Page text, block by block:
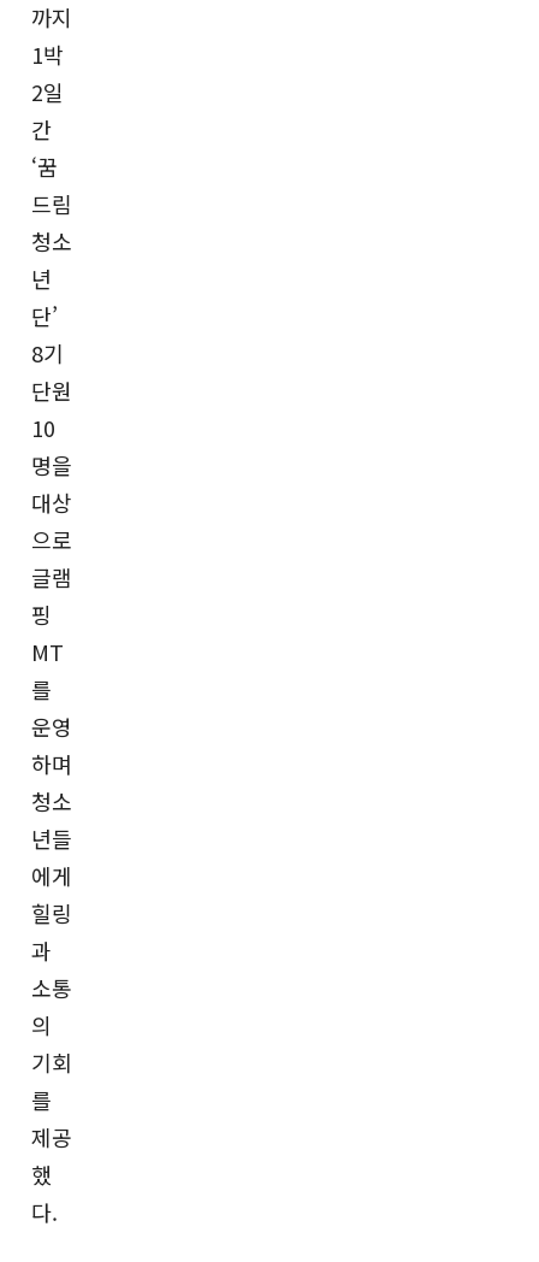
까지
1박
2일
간
‘꿈
드림
청소
년
단’
8기
단원
10
명을
대상
으로
글램
핑
MT
를
운영
하며
청소
년들
에게
힐링
과
소통
의
기회
를
제공
했
다.